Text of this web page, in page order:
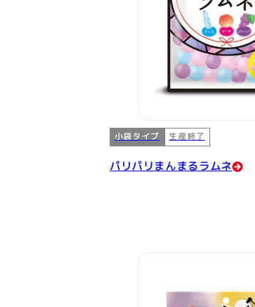
小袋タイプ 生産終了
パリパリまんまるラムネ